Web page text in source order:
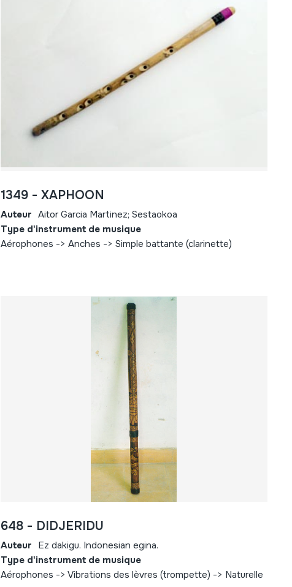
1349 - XAPHOON
Auteur Aitor Garcia Martinez; Sestaokoa
Type d'instrument de musique
Aérophones -> Anches -> Simple battante (clarinette)
648 - DIDJERIDU
Auteur Ez dakigu. Indonesian egina.
Type d'instrument de musique
Aérophones -> Vibrations des lèvres (trompette) -> Naturelle